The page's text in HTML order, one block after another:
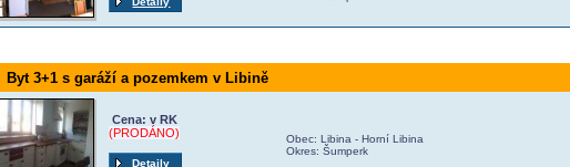
Byt 3+1 s garáží a pozemkem v Libině
Cena: v RK
(PRODÁNO)
Detaily
Obec: Libina - Horní Libina
Okres: Šumperk